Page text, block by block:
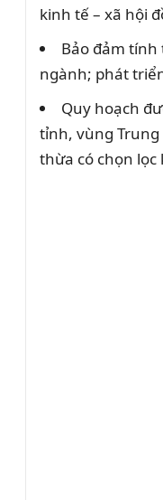
kinh tế – xã hội
Bảo đảm
ngành; phát
Quy hoạch
tỉnh, vùng
thừa có chọn